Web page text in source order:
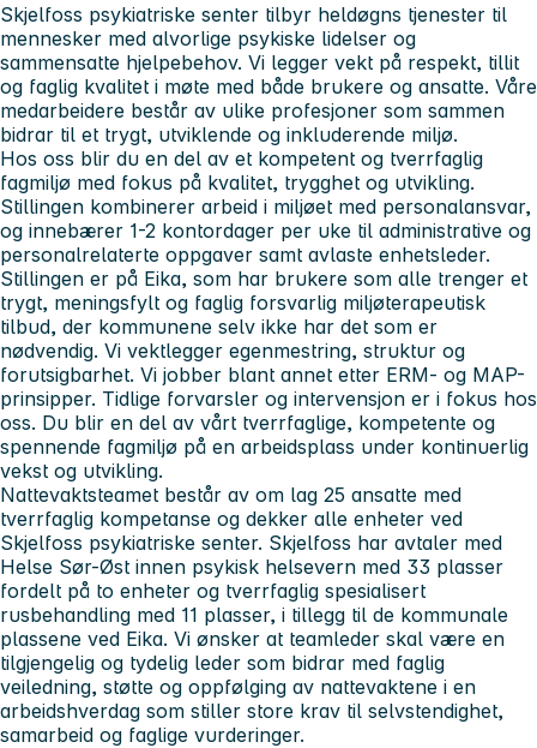
Skjelfoss psykiatriske senter tilbyr heldøgns tjenester til
mennesker med alvorlige psykiske lidelser og
sammensatte hjelpebehov. Vi legger vekt på respekt, tillit
og faglig kvalitet i møte med både brukere og ansatte. Våre
medarbeidere består av ulike profesjoner som sammen
bidrar til et trygt, utviklende og inkluderende miljø.
Hos oss blir du en del av et kompetent og tverrfaglig
fagmiljø med fokus på kvalitet, trygghet og utvikling.
Stillingen kombinerer arbeid i miljøet med personalansvar,
og innebærer 1-2 kontordager per uke til administrative og
personalrelaterte oppgaver samt avlaste enhetsleder.
Stillingen er på Eika, som har brukere som alle trenger et
trygt, meningsfylt og faglig forsvarlig miljøterapeutisk
tilbud, der kommunene selv ikke har det som er
nødvendig. Vi vektlegger egenmestring, struktur og
forutsigbarhet. Vi jobber blant annet etter ERM- og MAP-
prinsipper. Tidlige forvarsler og intervensjon er i fokus hos
oss. Du blir en del av vårt tverrfaglige, kompetente og
spennende fagmiljø på en arbeidsplass under kontinuerlig
vekst og utvikling.
Nattevaktsteamet består av om lag 25 ansatte med
tverrfaglig kompetanse og dekker alle enheter ved
Skjelfoss psykiatriske senter. Skjelfoss har avtaler med
Helse Sør-Øst innen psykisk helsevern med 33 plasser
fordelt på to enheter og tverrfaglig spesialisert
rusbehandling med 11 plasser, i tillegg til de kommunale
plassene ved Eika. Vi ønsker at teamleder skal være en
tilgjengelig og tydelig leder som bidrar med faglig
veiledning, støtte og oppfølging av nattevaktene i en
arbeidshverdag som stiller store krav til selvstendighet,
samarbeid og faglige vurderinger.